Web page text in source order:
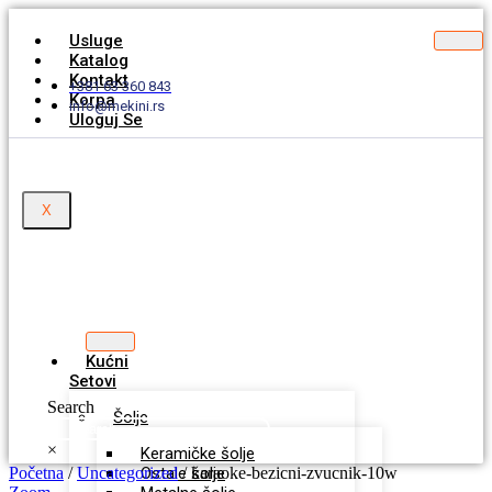
Usluge
Katalog
Kontakt
Korpa
Uloguj Se
X
+381 63 360 843
info@mekini.rs
Kućni
Setovi
Šolje
Keramičke šolje
Ostale šolje
Search
×
Početna/Uncategorized/ karaoke-bezicni-zvucnik-10w